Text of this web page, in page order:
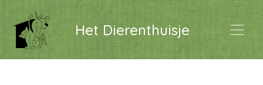
Het Dierenthuisje